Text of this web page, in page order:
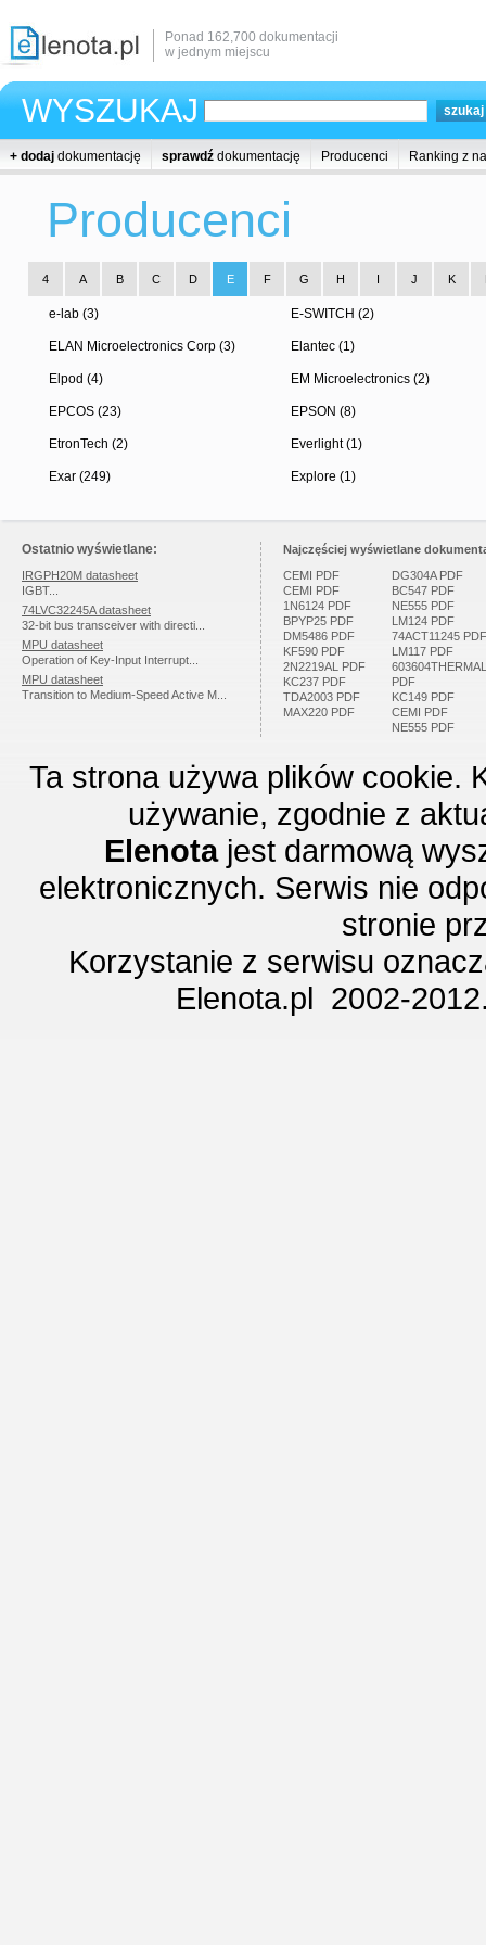
Ponad 162,700 dokumentacji
w jednym miejscu
WYSZUKAJ
+ dodaj dokumentację sprawdź dokumentację Producenci Ranking z
Producenci
4 A B C D E F G H I J K
e-lab (3) E-SWITCH (2)
ELAN Microelectronics Corp (3) Elantec (1)
Elpod (4) EM Microelectronics (2)
EPCOS (23) EPSON (8)
EtronTech (2) Everlight (1)
Exar (249) Explore (1)
Ostatnio wyświetlane:
IRGPH20M datasheet
IGBT...
74LVC32245A datasheet
32-bit bus transceiver with directi...
MPU datasheet
Operation of Key-Input Interrupt...
MPU datasheet
Transition to Medium-Speed Active M...
Najczęściej wyświetlane
CEMI PDF
CEMI PDF
1N6124 PDF
BPYP25 PDF
DM5486 PDF
KF590 PDF
2N2219AL PDF
KC237 PDF
TDA2003 PDF
MAX220 PDF
DG304A PDF
BC547 PDF
NE555 PDF
LM124 PDF
74ACT11245 PDF
LM117 PDF
603604THERMAL
PDF
KC149 PDF
CEMI PDF
NE555 PDF
Ta strona używa plików cookie.
używanie, zgodnie z
Elenotajest darmową
elektronicznych. Serwis nie
stronie
Korzystanie z serwisu
Elenota.pl 2002-